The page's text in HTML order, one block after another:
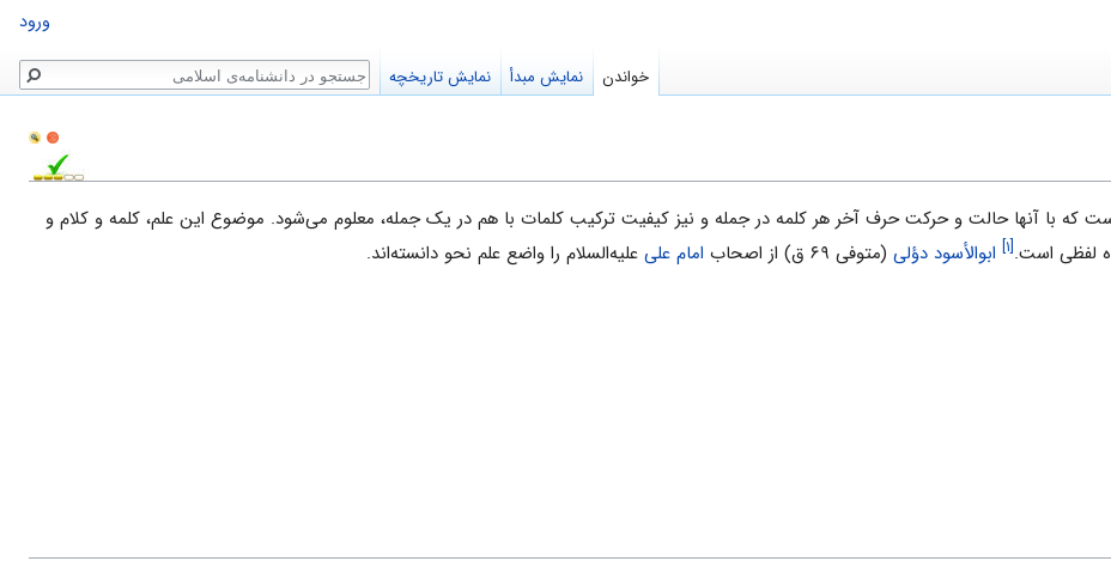
که با آنها حالت و حرکت حرف آخر هر کلمه در جمله و نیز کیفیت ترکیب کلمات با هم در یک جمله‌، معلوم می‌شود. موضوع این علم، کلمه و کلام و
لفظی است.[۱] ابوالأسود دؤلی (متوفی ۶۹ ق) از اصحاب امام علی علیه‌السلام را واضع علم نحو دانسته‌اند.
ورود
خواندن نمایش مبدأ نمایش تاریخچه جستجو